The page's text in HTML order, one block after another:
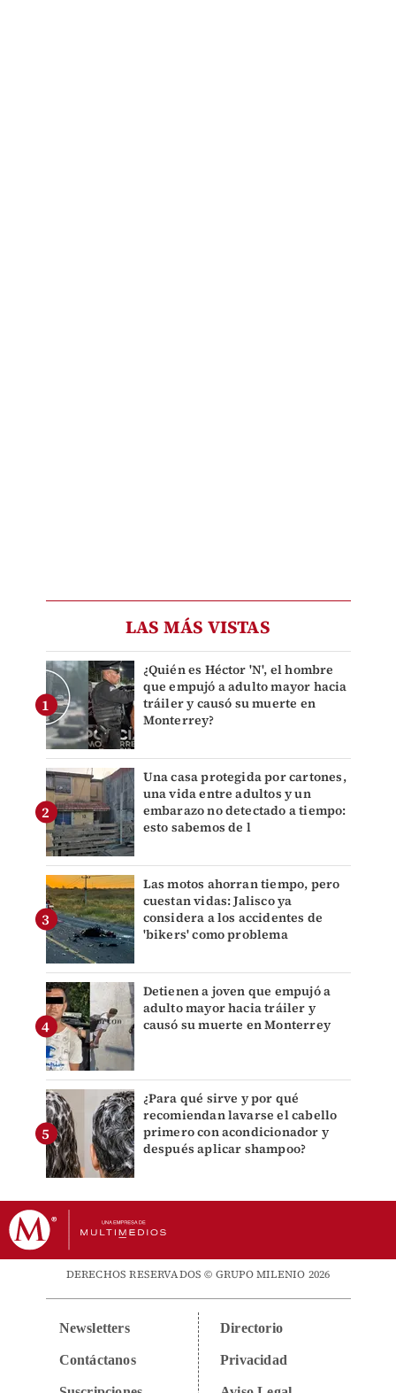
LAS MÁS VISTAS
¿Quién es Héctor 'N', el hombre
que empujó a adulto mayor hacia
tráiler y causó su muerte en
Monterrey?
Una casa protegida por cartones,
una vida entre adultos y un
embarazo no detectado a tiempo:
esto sabemos de l
Las motos ahorran tiempo, pero
cuestan vidas: Jalisco ya
considera a los accidentes de
'bikers' como problema
Detienen a joven que empujó a
adulto mayor hacia tráiler y
causó su muerte en Monterrey
¿Para qué sirve y por qué
recomiendan lavarse el cabello
primero con acondicionador y
después aplicar shampoo?
DERECHOS RESERVADOS © GRUPO MILENIO 2026
Newsletters
Contáctanos
Directorio
Privacidad